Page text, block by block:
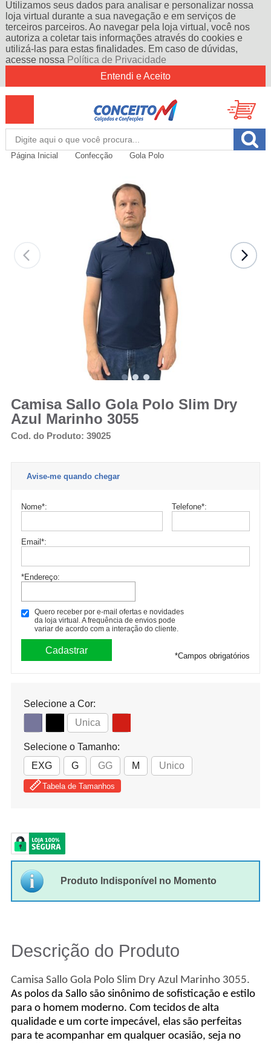
Utilizamos seus dados para analisar e personalizar nossa
loja virtual durante a sua navegação e em serviços de
terceiros parceiros. Ao navegar pela loja virtual, você nos
autoriza a coletar tais informações através do cookies e
utilizá-las para estas finalidades. Em caso de dúvidas,
acesse nossa Política de Privacidade
Entendi e Aceito
Página Inicial Confecção Gola Polo
Camisa Sallo Gola Polo Slim Dry
Azul Marinho 3055
Cod. do Produto: 39025
Avise-me quando chegar
Nome*: Telefone*:
Email *:
*Endereço:
Quero receber por e-mail ofertas e novidades
da loja virtual. A frequência de envios pode
variar de acordo com a interação do cliente.
*Campos obrigatórios
Selecione a Cor:
Unica
Selecione o Tamanho:
EXG
G GG M Unico
Tabela de Tamanhos
Produto Indisponível no Momento
Descrição do Produto
Camisa Sallo Gola Polo Slim Dry Azul Marinho 3055.
As polos da Sallo são sinônimo de sofisticação e estilo
para o homem moderno. Com tecidos de alta
qualidade e um corte impecável, elas são perfeitas
para te acompanhar em qualquer ocasião, seja no